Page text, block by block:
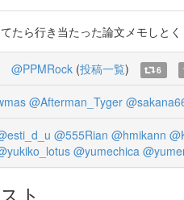
たら行き当たった論文メモしと
@PPMRock (投稿一覧) 6
@Afterman_Tyger
@555Rian @hmikann
@yumechica
ト